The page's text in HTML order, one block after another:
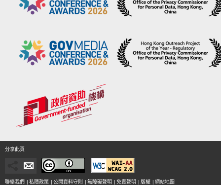
分享此頁
聯絡我們 | 私隱政策 | 公開資料守則 | 無障礙聲明 | 免責聲明 | 版權 | 網站地圖